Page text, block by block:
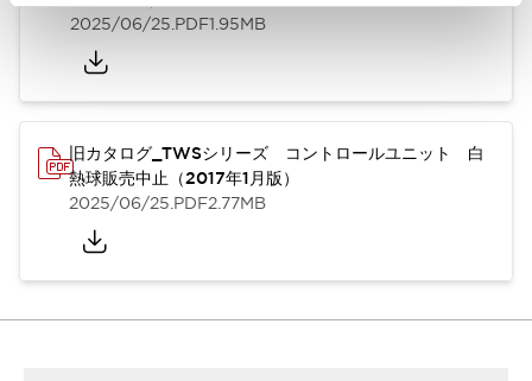
2025/06/25.PDF1.95MB
旧カタログ_TWSシリーズ コントロールユニット 白
熱球販売中止（2017年1月版）
2025/06/25.PDF2.77MB